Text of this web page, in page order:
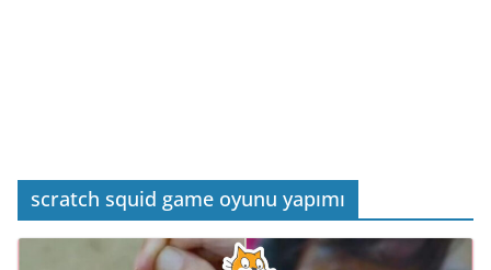
scratch squid game oyunu yapımı